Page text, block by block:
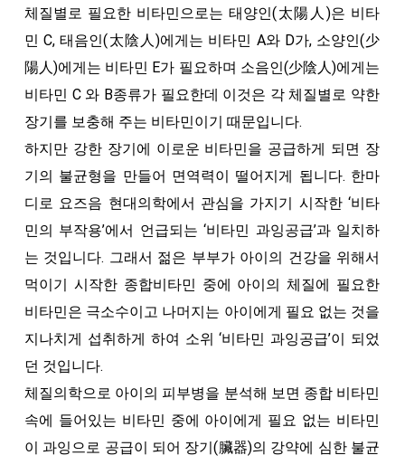
체질별로 필요한 비타민으로는 태양인(太陽人)은 비타
민 C, 태음인(太陰人)에게는 비타민 A와 D가, 소양인(少
陽人)에게는 비타민 E가 필요하며 소음인(少陰人)에게는
비타민 C 와 B종류가 필요한데 이것은 각 체질별로 약한
장기를 보충해 주는 비타민이기 때문입니다.
하지만 강한 장기에 이로운 비타민을 공급하게 되면 장
기의 불균형을 만들어 면역력이 떨어지게 됩니다. 한마
디로 요즈음 현대의학에서 관심을 가지기 시작한 ‘비타
민의 부작용’에서 언급되는 ‘비타민 과잉공급’과 일치하
는 것입니다. 그래서 젊은 부부가 아이의 건강을 위해서
먹이기 시작한 종합비타민 중에 아이의 체질에 필요한
비타민은 극소수이고 나머지는 아이에게 필요 없는 것을
지나치게 섭취하게 하여 소위 ‘비타민 과잉공급’이 되었
던 것입니다.
체질의학으로 아이의 피부병을 분석해 보면 종합 비타민
속에 들어있는 비타민 중에 아이에게 필요 없는 비타민
이 과잉으로 공급이 되어 장기(臟器)의 강약에 심한 불균